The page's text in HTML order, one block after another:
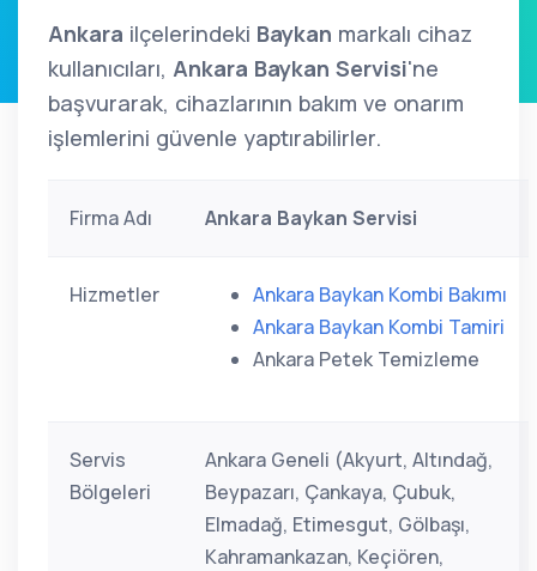
Ankara ilçelerindeki Baykan markalı cihaz
kullanıcıları, Ankara Baykan Servisi'ne
başvurarak, cihazlarının bakım ve onarım
işlemlerini güvenle yaptırabilirler.
Firma Adı Ankara Baykan Servisi
Hizmetler
Ankara Baykan Kombi Bakımı
Ankara Baykan Kombi Tamiri
Ankara Petek Temizleme
Servis
Bölgeleri
Ankara Geneli (Akyurt, Altındağ,
Beypazarı, Çankaya, Çubuk,
Elmadağ, Etimesgut, Gölbaşı,
Kahramankazan, Keçiören,